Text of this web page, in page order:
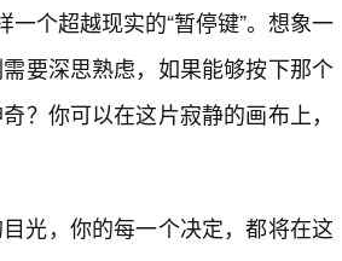
个超越现实的“暂停键”。想象一
要深思熟虑，如果能够按下那个
？你可以在这片寂静的画布上，
光，你的每一个决定，都将在这